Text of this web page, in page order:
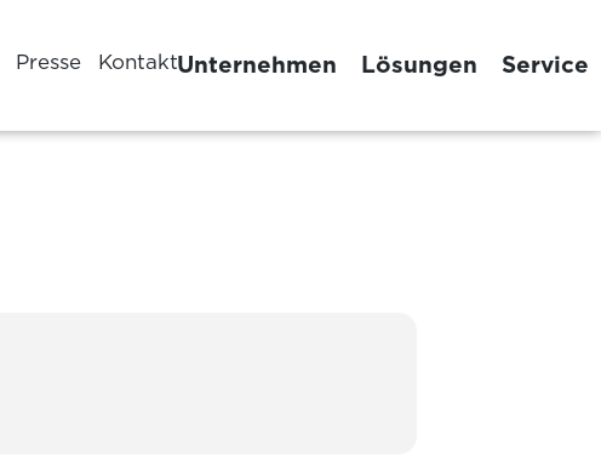
Presse KontaktUnternehmen Lösungen Service